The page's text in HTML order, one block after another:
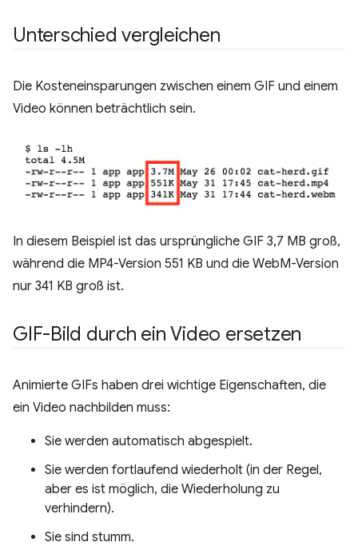
Unterschied vergleichen
Die Kosteneinsparungen zwischen einem GIF und einem
Video können beträchtlich sein.
In diesem Beispiel ist das ursprüngliche GIF 3,7 MB groß,
während die MP4-Version 551 KB und die WebM-Version
nur 341 KB groß ist.
GIF-Bild durch ein Video ersetzen
Animierte GIFs haben drei wichtige Eigenschaften, die
ein Video nachbilden muss:
Sie werden automatisch abgespielt.
Sie werden fortlaufend wiederholt (in der Regel,
aber es ist möglich, die Wiederholung zu
verhindern).
Sie sind stumm.